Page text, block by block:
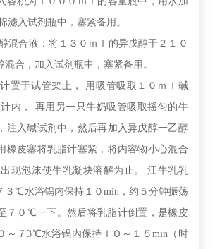
滤入试剂瓶中，塞紧备用。
混合液：将１３０ｍｌ的异戊醇于２１０
混合，加入试剂瓶中，塞紧备用。
置于试管架上，
用吸管吸取１０ｍｌ碱
内，
再用另一只牛奶吸管吸取摇匀的牛
注入碱试剂中，然后再加入异戊醇一乙醇
橡皮塞将乳脂计塞紧 ， 将内容物小心混合
现泡沫使牛乳凝块溶解为止。
江牛乳乳
３℃水浴锅内保持１０ min，约５分钟振荡
７０ ℃一下。然后将乳脂计倒置，是橡皮
～７3℃水浴锅内保持ｌＯ～１５min （时